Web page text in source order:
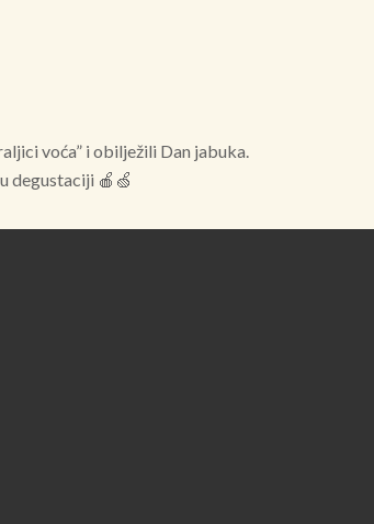
voća” i obilježili Dan jabuka.
degustaciji 🍎🍏